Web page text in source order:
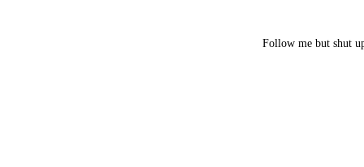
Follow me but shut